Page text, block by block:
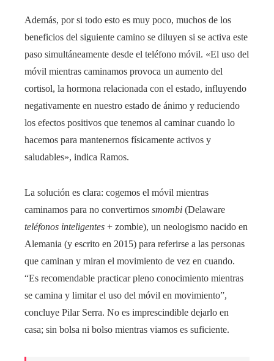
Además, por si todo esto es muy poco, muchos de los
beneficios del siguiente camino se diluyen si se activa este
paso simultáneamente desde el teléfono móvil. «El uso del
móvil mientras caminamos provoca un aumento del
cortisol, la hormona relacionada con el estado, influyendo
negativamente en nuestro estado de ánimo y reduciendo
los efectos positivos que tenemos al caminar cuando lo
hacemos para mantenernos físicamente activos y
saludables», indica Ramos.
La solución es clara: cogemos el móvil mientras
caminamos para no convertirnos smombi (Delaware
teléfonos inteligentes + zombie), un neologismo nacido en
Alemania (y escrito en 2015) para referirse a las personas
que caminan y miran el movimiento de vez en cuando.
“Es recomendable practicar pleno conocimiento mientras
se camina y limitar el uso del móvil en movimiento”,
concluye Pilar Serra. No es imprescindible dejarlo en
casa; sin bolsa ni bolso mientras viamos es suficiente.